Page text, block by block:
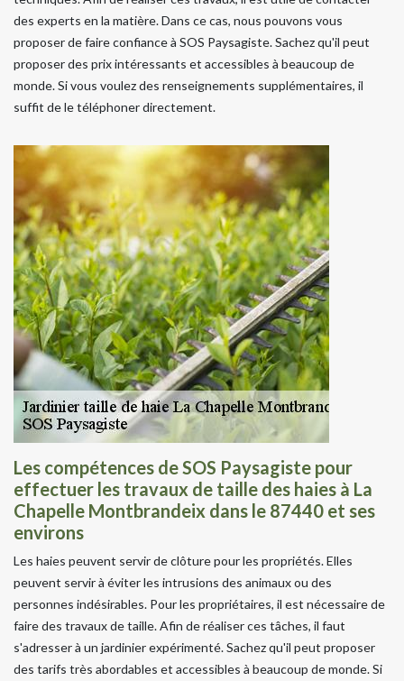
des experts en la matière. Dans ce cas, nous pouvons vous
proposer de faire confiance à SOS Paysagiste. Sachez qu'il peut
proposer des prix intéressants et accessibles à beaucoup de
monde. Si vous voulez des renseignements supplémentaires, il
suffit de le téléphoner directement.
Les compétences de SOS Paysagiste pour
effectuer les travaux de taille des haies à La
Chapelle Montbrandeix dans le 87440 et ses
environs
Les haies peuvent servir de clôture pour les propriétés. Elles
peuvent servir à éviter les intrusions des animaux ou des
personnes indésirables. Pour les propriétaires, il est nécessaire de
faire des travaux de taille. Afin de réaliser ces tâches, il faut
s'adresser à un jardinier expérimenté. Sachez qu'il peut proposer
des tarifs très abordables et accessibles à beaucoup de monde. Si